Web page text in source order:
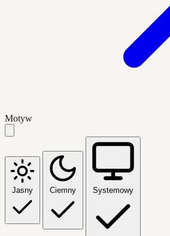
Motyw
Jasny Ciemny Systemowy